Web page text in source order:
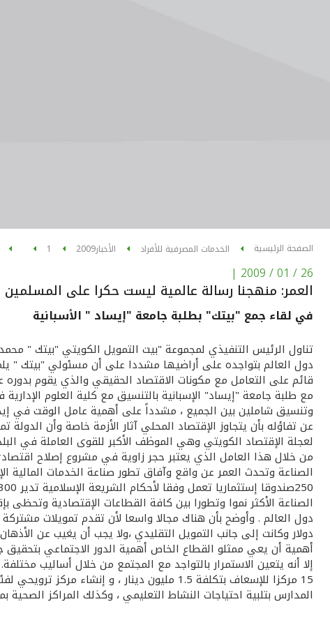
الصفحة الرئيسية الخدمات المصرفية للأفراد الأخبار2009
1
26 / 01 / 2009
|
العمر: منهجنا رسالة عالمية ليست حكرا على
في لقاء جمع "بيتك" بطلبة جامعة "إيساد " الأسبانية
تناول الرئيس التنفيذي لمجموعة "بيت التمويل الكويتي "بيتك "
دول العالم بتواجده على أراضيها مشددا على أن مسئولي "بيتك "
قائم على التعامل مع مكونات الاقتصاد الحقيقي والذي يقوم
مع طلبة جامعة "إيساد" الإسبانية بالتنسيق مع كلية العلوم
وتنسيق شاملين بين الجميع ، مشدداً على أهمية عامل الوقت في
عن تفاؤله بأن يتجاوز الإقتصاد المحلي آثار الأزمة خاصة وأن
لعجلة الإقتصاد الكويتي وهي الموظف الأكبر للقوى العاملة في
من خلال هذا العامل الذي يعتبر حجر زاوية في مشروع إصلاح
الصناعة الأكثر نموا وتطورا بين كافة القطاعات الإقتصادية
دولار وكانت إلى جانب التمويل التقليدي ،ولا يجب أن يغيب عن
أهمية أن يعي ممثلو القطاع الخاص أهمية الدور الاجتماعي
15 مركزا للإسعاف بتكلفة 1.5 مليون دينار
المدارس بتلبية احتياجات النشاط التعليمي ، وكذلك المراكز الصحية